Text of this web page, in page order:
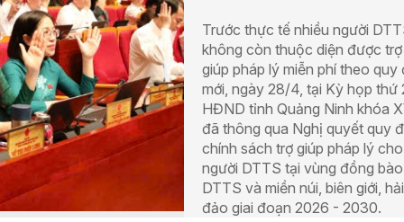
Trước thực tế nhiều người
không còn thuộc diện được trợ
giúp pháp lý miễn phí theo quy
mới, ngày 28/4, tại Kỳ họp thứ
HĐND tỉnh Quảng Ninh khóa
đã thông qua Nghị quyết quy
chính sách trợ giúp pháp lý cho
người DTTS tại vùng đồng bào
DTTS và miền núi, biên giới, hải
đảo giai đoạn 2026 - 2030.